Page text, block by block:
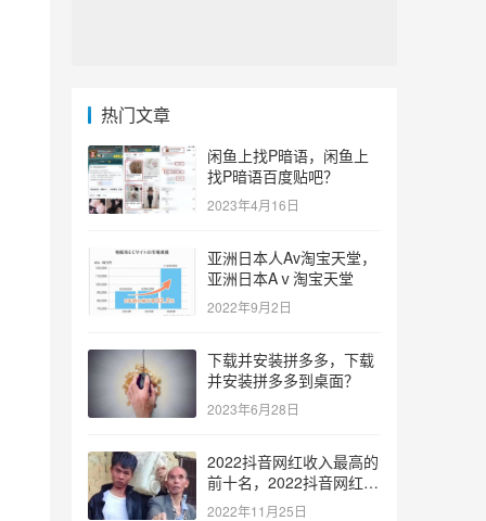
热门文章
闲鱼上找P暗语，闲鱼上
找P暗语百度贴吧？
2023年4月16日
亚洲日本人Av淘宝天堂，
亚洲日本Aⅴ淘宝天堂
2022年9月2日
下载并安装拼多多，下载
并安装拼多多到桌面？
2023年6月28日
2022抖音网红收入最高的
前十名，2022抖音网红收
入最高的前十名有哪些？
2022年11月25日